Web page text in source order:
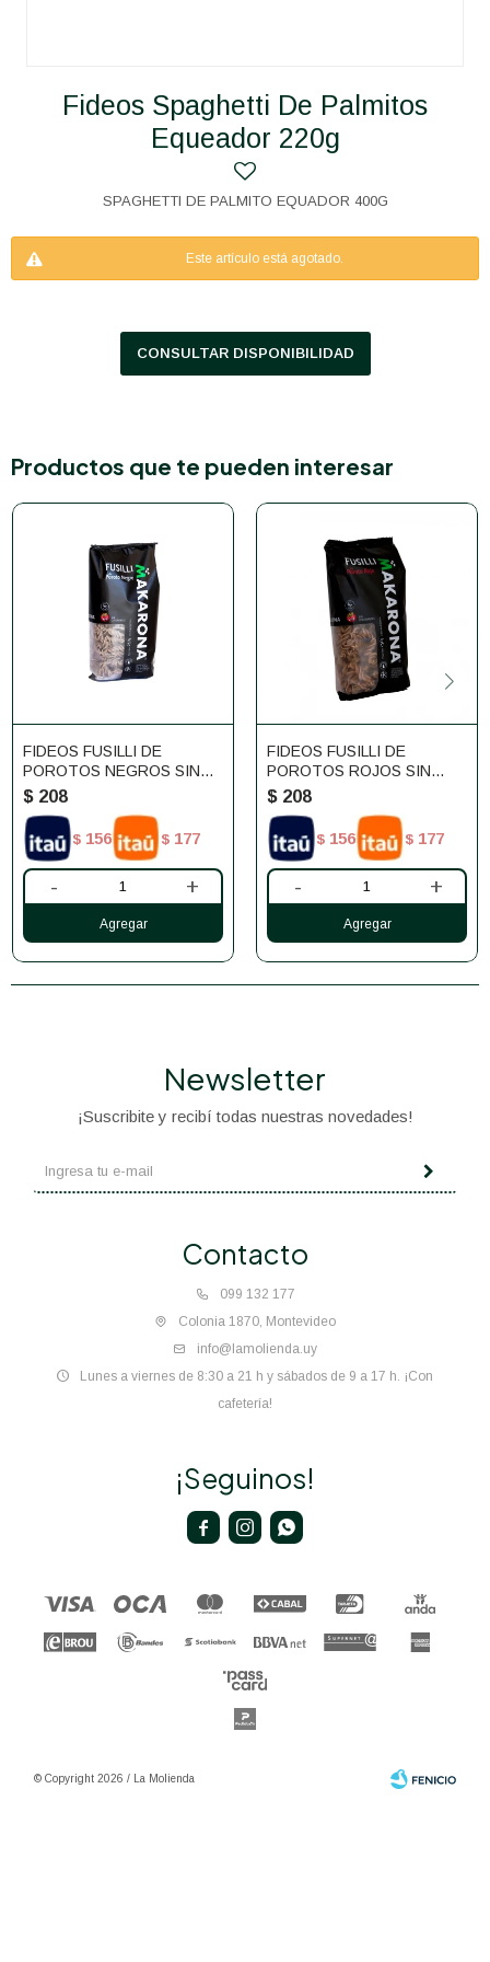
Fideos Spaghetti De Palmitos
Equeador 220g
SPAGHETTI DE PALMITO EQUADOR 400G
Este artículo está agotado.
CONSULTAR DISPONIBILIDAD
Productos que te pueden interesar
FIDEOS FUSILLI DE
POROTOS NEGROS SIN
GLUTEN MAKARONA 250G
$ 208
$ 156 $ 177
- +
FIDEOS FUSILLI DE
POROTOS ROJOS SIN
GLUTEN MAKARONA 250G
$ 208
$ 156 $ 177
- +
Contacto
099 132 177
Colonia 1870, Montevideo
info@lamolienda.uy
Lunes a viernes de 8:30 a 21 h y sábados de 9 a 17 h. ¡Con
cafetería!
Newsletter
¡Suscribite y recibí todas nuestras novedades!
¡Seguinos!
  
© Copyright 2026 / La Molienda